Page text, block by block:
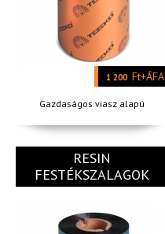
1 200 Ft+ÁFA
Gazdaságos viasz alapú
RESIN
FESTÉKSZALAGOK